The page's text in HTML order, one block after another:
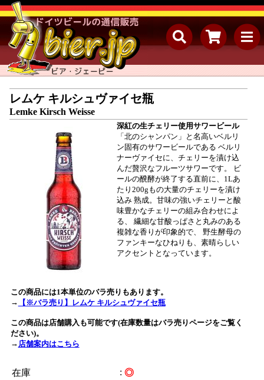
レムケ キルシュヴァイセ瓶
Lemke Kirsch Weisse
深紅の生チェリー使用サワービール
「北のシャンパン」と名高いベルリ
ン固有のサワービールである ベルリ
ナーヴァイセに、チェリーを漬け込
んだ贅沢なフルーツサワーです。 ビ
ールの醗酵が終了する直前に、1Lあ
たり200gもの大量のチェリーを漬け
込み 熟成。甘味の強いチェリーと酸
味豊かなチェリーの組み合わせによ
る、 繊細な甘酸っぱさと丸みのある
複雑な香りが印象的で、 野生酵母の
ファンキーなひねりも、素晴らしい
アクセントとなっています。
この商品には1本単位のバラ売りもあります。
→
【※バラ売り】レムケ キルシュヴァイセ瓶
この商品は店舗購入も可能です(在庫数量はバラ売りページをご覧く
ださい)。
→ 店舗案内はこちら
在庫 : ◎